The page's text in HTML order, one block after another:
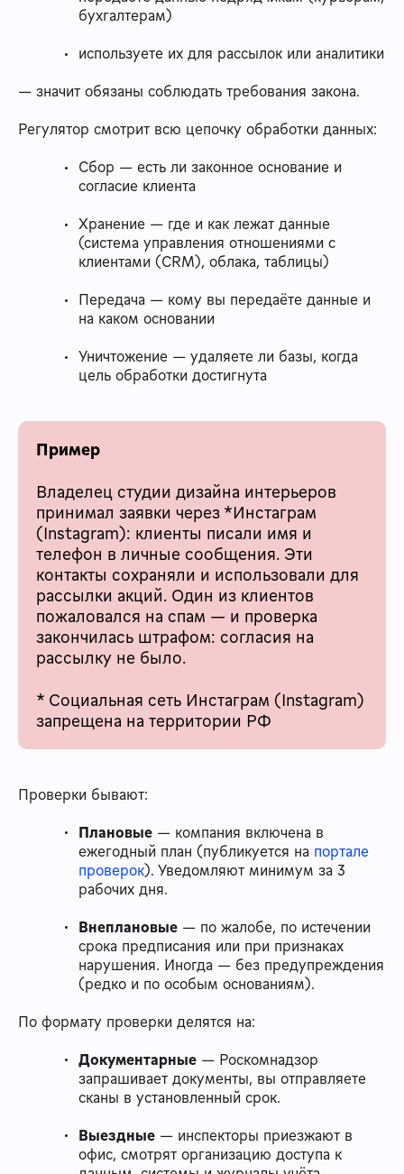
бухгалтерам)
используете их для рассылок или аналитики
— значит обязаны соблюдать требования закона.
Регулятор смотрит всю цепочку обработки данных:
Сбор — есть ли законное основание и
согласие клиента
Хранение — где и как лежат данные
(система управления отношениями с
клиентами (CRM), облака, таблицы)
Передача — кому вы передаёте данные и
на каком основании
Уничтожение — удаляете ли базы, когда
цель обработки достигнута
Пример
Владелец студии дизайна интерьеров
принимал заявки через *Инстаграм
(Instagram): клиенты писали имя и
телефон в личные сообщения. Эти
контакты сохраняли и использовали для
рассылки акций. Один из клиентов
пожаловался на спам — и проверка
закончилась штрафом: согласия на
рассылку не было.
* Социальная сеть Инстаграм (Instagram)
запрещена на территории РФ
Проверки бывают:
Плановые — компания включена в
ежегодный план (публикуется на портале
проверок). Уведомляют минимум за 3
рабочих дня.
Внеплановые — по жалобе, по истечении
срока предписания или при признаках
нарушения. Иногда — без предупреждения
(редко и по особым основаниям).
По формату проверки делятся на:
Документарные — Роскомнадзор
запрашивает документы, вы отправляете
сканы в установленный срок.
Выездные — инспекторы приезжают в
офис, смотрят организацию доступа к